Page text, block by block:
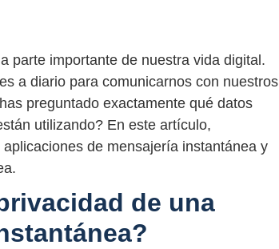
parte importante de nuestra vida digital.
a diario para comunicarnos con nuestros
preguntado exactamente qué datos
utilizando? En este artículo,
de mensajería instantánea y
de una